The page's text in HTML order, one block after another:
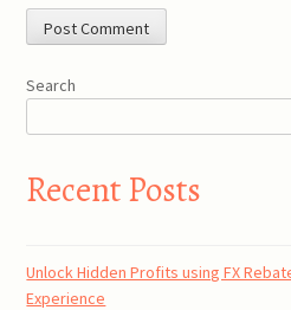
Search
Recent Posts
Unlock Hidden Profits using FX
Experience